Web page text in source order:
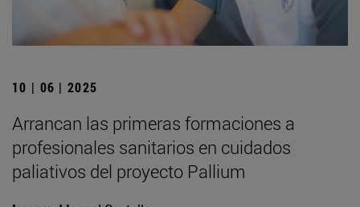
10 | 06 | 2025
Arrancan las primeras formaciones a
profesionales sanitarios en cuidados
paliativos del proyecto Pallium